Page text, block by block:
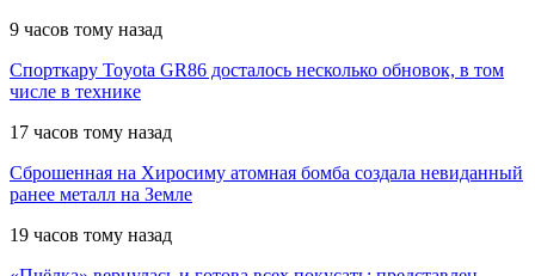
9 часов тому назад
Спорткару Toyota GR86 досталось несколько обновок, в том
числе в технике
17 часов тому назад
Сброшенная на Хиросиму атомная бомба создала невиданный
ранее металл на Земле
19 часов тому назад